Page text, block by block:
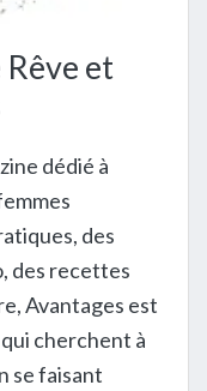
Rêve et
dédié à
des
des recettes
Avantages est
cherchent à
se faisant